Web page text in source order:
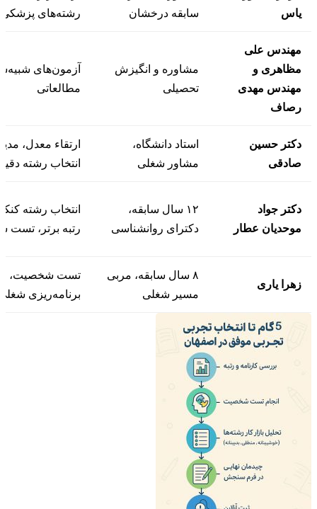
یاس
سابقه درخشان
رشته‌های پزشکی
مهندس علی
مظاهری و
مهندس مهدی
رصاف
مشاوره و انگیزش
تحصیلی
آزمون‌های
مطالعاتی
دکتر حسین
صادقی
استاد دانشگاه،
مشاور شغلی
ارتقاء معدل،
انتخاب رشته
دکتر جواد
موحدیان عطار
۱۲ سال سابقه،
دکترای روانشناسی
انتخاب رشته
رتبه برتر،
زهرا یاری
۸ سال سابقه، مربی
مسیر شغلی
تست شخصیت،
برنامه‌ریزی